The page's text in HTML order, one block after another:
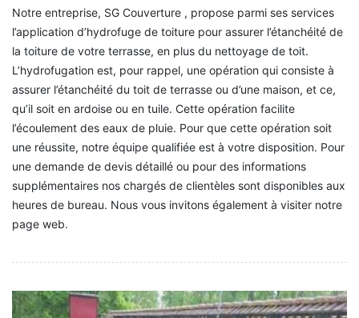
Notre entreprise, SG Couverture , propose parmi ses services
l’application d’hydrofuge de toiture pour assurer l’étanchéité de
la toiture de votre terrasse, en plus du nettoyage de toit.
L’hydrofugation est, pour rappel, une opération qui consiste à
assurer l’étanchéité du toit de terrasse ou d’une maison, et ce,
qu’il soit en ardoise ou en tuile. Cette opération facilite
l’écoulement des eaux de pluie. Pour que cette opération soit
une réussite, notre équipe qualifiée est à votre disposition. Pour
une demande de devis détaillé ou pour des informations
supplémentaires nos chargés de clientèles sont disponibles aux
heures de bureau. Nous vous invitons également à visiter notre
page web.